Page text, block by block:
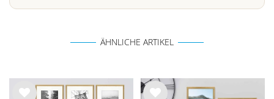
ÄHNLICHE ARTIKEL